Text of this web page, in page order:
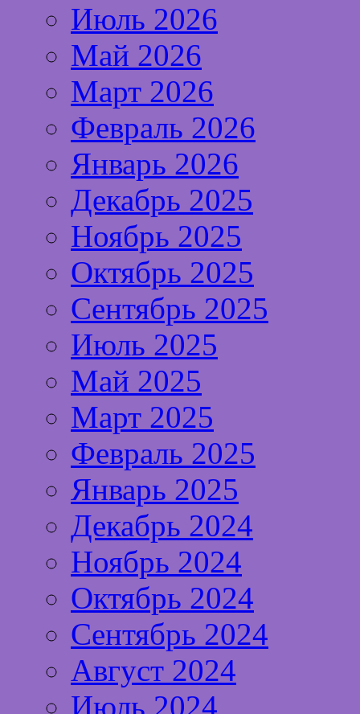
Июль 2026
Май 2026
Март 2026
Февраль 2026
Январь 2026
Декабрь 2025
Ноябрь 2025
Октябрь 2025
Сентябрь 2025
Июль 2025
Май 2025
Март 2025
Февраль 2025
Январь 2025
Декабрь 2024
Ноябрь 2024
Октябрь 2024
Сентябрь 2024
Август 2024
Июль 2024